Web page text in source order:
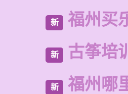
新 福州买
新 古筝培
新 福州哪